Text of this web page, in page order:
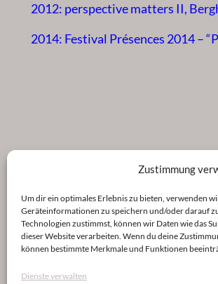
Zustimmung
Um dir ein optimales Erlebnis zu bieten, verwenden
Geräteinformationen zu speichern und/oder darauf
Technologien zustimmst, können wir Daten wie das
dieser Website verarbeiten. Wenn du deine
können bestimmte Merkmale und Funktionen
Dienste verwalten
2012: perspective matters II,
2014: Festival Présences 2014 –